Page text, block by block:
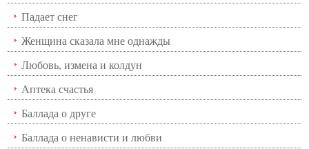
Падает снег
Женщина сказала мне однажды
Любовь, измена и колдун
Аптека счастья
Баллада о друге
Баллада о ненависти и любви